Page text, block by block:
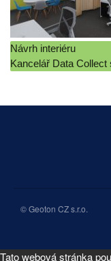
Návrh interiéru
Kancelář Data Collect
© Geoton CZ s.r.o.
Tato webová stránka